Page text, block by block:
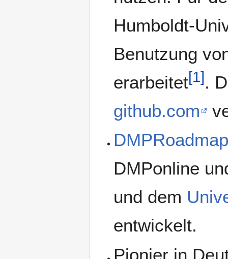
Humboldt-
Benutzung
erarbeitet[1].
github.com
DMPonline
und dem
entwickelt.
Pionier in